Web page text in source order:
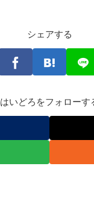
シェアする
はいどろをフォローす